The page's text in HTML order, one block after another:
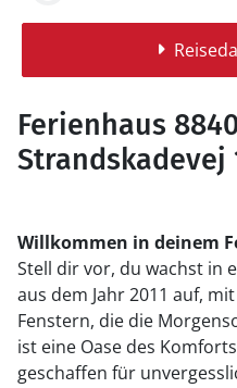
Ferienhaus
Strandskadevej
Willkommen in deinem
Stell dir vor, du wachst in
aus dem Jahr 2011 auf,
Fenstern, die die
ist eine Oase des
geschaffen für